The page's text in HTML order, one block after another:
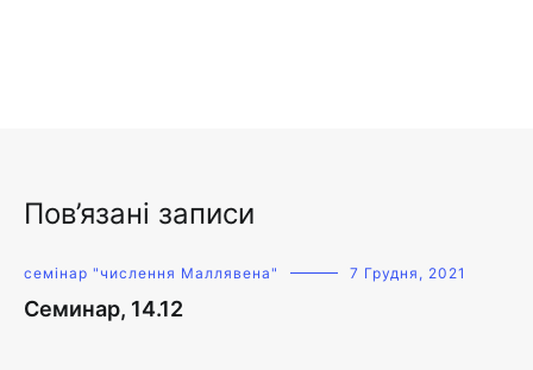
Пов’язані записи
семінар "числення Маллявена" 7 Грудня, 2021
Семинар, 14.12